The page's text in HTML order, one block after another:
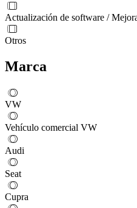
Actualización de software /
Otros
Marca
VW
Vehículo comercial VW
Audi
Seat
Cupra